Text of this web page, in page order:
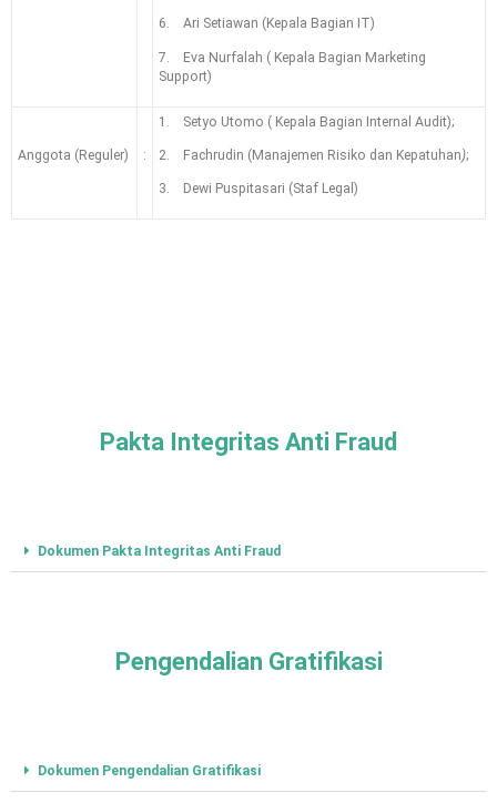
6. Ari Setiawan (Kepala Bagian IT)
7. Eva Nurfalah ( Kepala Bagian Marketing
Support)
Anggota (Reguler) :
1. Setyo Utomo ( Kepala Bagian Internal Audit);
2. Fachrudin (Manajemen Risiko dan Kepatuhan);
3. Dewi Puspitasari (Staf Legal)
Pakta Integritas Anti Fraud
Dokumen Pakta Integritas Anti Fraud
Pengendalian Gratifikasi
Dokumen Pengendalian Gratifikasi